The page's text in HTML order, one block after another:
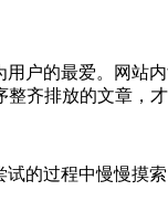
的最爱。网站
齐排放的文章，
的过程中慢慢摸索